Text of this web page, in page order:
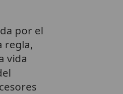
por el
regla,
vida